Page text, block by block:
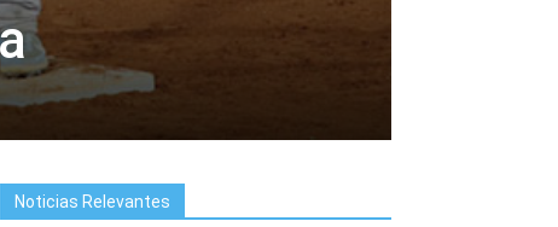
Noticias Relevantes